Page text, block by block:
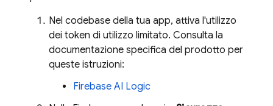
Nel codebase della tua app, attiva l'utilizzo
dei token di utilizzo limitato. Consulta la
documentazione specifica del prodotto per
queste istruzioni:
Firebase AI Logic